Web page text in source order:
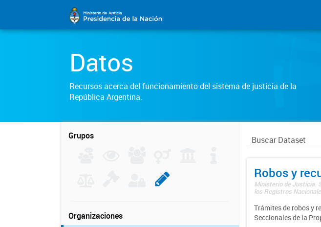
Datos
Recursos acerca del funcionamiento del sistema de justicia de la
República Argentina.
Grupos
Organizaciones
Robos y
Ministerio de Justicia.
los Registros
Trámites de robos y
Seccionales de la